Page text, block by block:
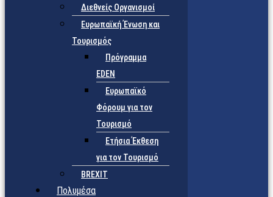
Διεθνείς Οργανισμοί
Ευρωπαϊκή Ένωση και
Τουρισμός
Πρόγραμμα
EDEN
Ευρωπαϊκό
Φόρουμ για τον
Τουρισμό
Ετήσια Έκθεση
για τον Τουρισμό
BREXIT
Πολυμέσα